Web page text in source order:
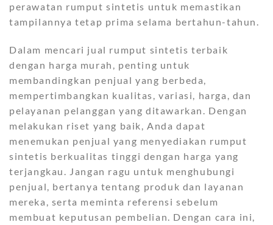
perawatan rumput sintetis untuk memastikan
tampilannya tetap prima selama bertahun-tahun.
Dalam mencari jual rumput sintetis terbaik
dengan harga murah, penting untuk
membandingkan penjual yang berbeda,
mempertimbangkan kualitas, variasi, harga, dan
pelayanan pelanggan yang ditawarkan. Dengan
melakukan riset yang baik, Anda dapat
menemukan penjual yang menyediakan rumput
sintetis berkualitas tinggi dengan harga yang
terjangkau. Jangan ragu untuk menghubungi
penjual, bertanya tentang produk dan layanan
mereka, serta meminta referensi sebelum
membuat keputusan pembelian. Dengan cara ini,